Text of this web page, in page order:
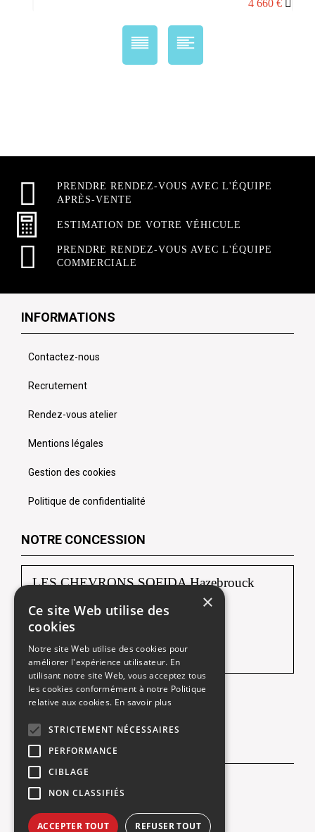
4 660 €
PRENDRE RENDEZ-VOUS AVEC L'ÉQUIPE
APRÈS-VENTE
ESTIMATION DE VOTRE VÉHICULE
PRENDRE RENDEZ-VOUS AVEC L'ÉQUIPE
COMMERCIALE
INFORMATIONS
Contactez-nous
Recrutement
Rendez-vous atelier
Mentions légales
Gestion des cookies
Politique de confidentialité
NOTRE CONCESSION
LES CHEVRONS SOFIDA Hazebrouck
88, route de Borre
59190 HAZEBROUCK
Tél : 03 28 42 92 92
Une société du
NOUS SUIVRE
Facebook
×
Ce site Web utilise des
cookies
Notre site Web utilise des cookies pour
améliorer l'expérience utilisateur. En
utilisant notre site Web, vous acceptez tous
les cookies conformément à notre Politique
relative aux cookies. En savoir plus
STRICTEMENT NÉCESSAIRES
PERFORMANCE
CIBLAGE
NON CLASSIFIÉS
ACCEPTER TOUT REFUSER TOUT